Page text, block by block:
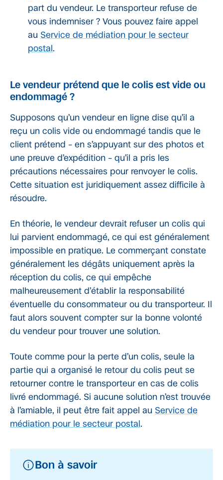
part du vendeur. Le transporteur refuse de
vous indemniser ? Vous pouvez faire appel
au Service de médiation pour le secteur
postal.
Le vendeur prétend que le colis est vide ou
endommagé ?
Supposons qu’un vendeur en ligne dise qu’il a
reçu un colis vide ou endommagé tandis que le
client prétend – en s’appuyant sur des photos et
une preuve d’expédition – qu’il a pris les
précautions nécessaires pour renvoyer le colis.
Cette situation est juridiquement assez difficile à
résoudre.
En théorie, le vendeur devrait refuser un colis qui
lui parvient endommagé, ce qui est généralement
impossible en pratique. Le commerçant constate
généralement les dégâts uniquement après la
réception du colis, ce qui empêche
malheureusement d’établir la responsabilité
éventuelle du consommateur ou du transporteur. Il
faut alors souvent compter sur la bonne volonté
du vendeur pour trouver une solution.
Toute comme pour la perte d’un colis, seule la
partie qui a organisé le retour du colis peut se
retourner contre le transporteur en cas de colis
livré endommagé. Si aucune solution n’est trouvée
à l’amiable, il peut être fait appel au Service de
médiation pour le secteur postal.
Bon à savoir